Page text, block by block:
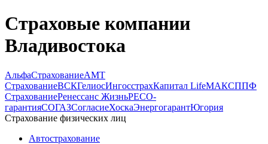
Страховые компании
Владивостока
АльфаСтрахованиеАМТ
СтрахованиеВСКГелиосИнгосстрахКапитал LifeМАКСППФ
СтрахованиеРенессанс ЖизньРЕСО-
гарантияСОГАЗСогласиеХоскаЭнергогарантЮгория
Страхование физических лиц
Автострахование